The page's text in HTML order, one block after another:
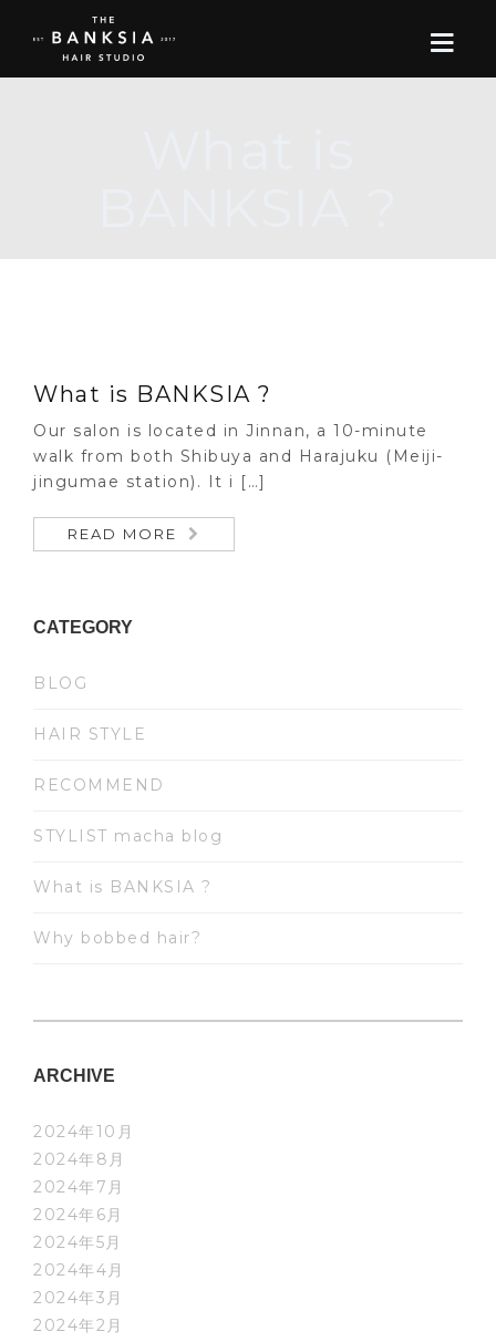
CONTACT
RECRUIT
What is BANKSIA ?
Our salon is located in Jinnan, a 10-minute
walk from both Shibuya and Harajuku (Meiji-
jingumae station). It i […]
READ MORE
CATEGORY
BLOG
HAIR STYLE
RECOMMEND
STYLIST macha blog
What is BANKSIA ?
Why bobbed hair?
ARCHIVE
2024年10月
2024年8月
2024年7月
2024年6月
2024年5月
2024年4月
2024年3月
2024年2月